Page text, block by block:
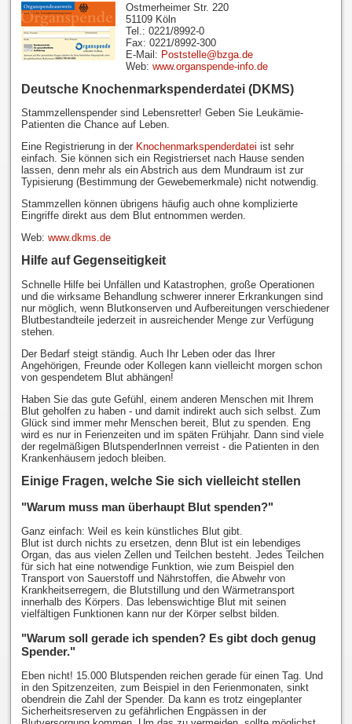
Ostmerheimer Str. 220
51109 Köln
Tel.: 0221/8992-0
Fax: 0221/8992-300
E-Mail: Poststelle@bzga.de
Web: www.organspende-info.de
Deutsche Knochenmarkspenderdatei (DKMS)
Stammzellenspender sind Lebensretter! Geben Sie Leukämie-
Patienten die Chance auf Leben.
Eine Registrierung in der Knochenmarkspenderdatei ist sehr
einfach. Sie können sich ein Registrierset nach Hause senden
lassen, denn mehr als ein Abstrich aus dem Mundraum ist zur
Typisierung (Bestimmung der Gewebemerkmale) nicht notwendig.
Stammzellen können übrigens häufig auch ohne komplizierte
Eingriffe direkt aus dem Blut entnommen werden.
Web: www.dkms.de
Hilfe auf Gegenseitigkeit
Schnelle Hilfe bei Unfällen und Katastrophen, große Operationen
und die wirksame Behandlung schwerer innerer Erkrankungen sind
nur möglich, wenn Blutkonserven und Aufbereitungen verschiedener
Blutbestandteile jederzeit in ausreichender Menge zur Verfügung
stehen.
Der Bedarf steigt ständig. Auch Ihr Leben oder das Ihrer
Angehörigen, Freunde oder Kollegen kann vielleicht morgen schon
von gespendetem Blut abhängen!
Haben Sie das gute Gefühl, einem anderen Menschen mit Ihrem
Blut geholfen zu haben - und damit indirekt auch sich selbst. Zum
Glück sind immer mehr Menschen bereit, Blut zu spenden. Eng
wird es nur in Ferienzeiten und im späten Frühjahr. Dann sind viele
der regelmäßigen BlutspenderInnen verreist - die Patienten in den
Krankenhäusern jedoch bleiben.
Einige Fragen, welche Sie sich vielleicht stellen
"Warum muss man überhaupt Blut spenden?"
Ganz einfach: Weil es kein künstliches Blut gibt.
Blut ist durch nichts zu ersetzen, denn Blut ist ein lebendiges
Organ, das aus vielen Zellen und Teilchen besteht. Jedes Teilchen
für sich hat eine notwendige Funktion, wie zum Beispiel den
Transport von Sauerstoff und Nährstoffen, die Abwehr von
Krankheitserregern, die Blutstillung und den Wärmetransport
innerhalb des Körpers. Das lebenswichtige Blut mit seinen
vielfältigen Funktionen kann nur der Körper selbst bilden.
"Warum soll gerade ich spenden? Es gibt doch genug
Spender."
Eben nicht! 15.000 Blutspenden reichen gerade für einen Tag. Und
in den Spitzenzeiten, zum Beispiel in den Ferienmonaten, sinkt
obendrein die Zahl der Spender. Da kann es trotz eingeplanter
Sicherheitsreserven zu gefährlichen Engpässen in der